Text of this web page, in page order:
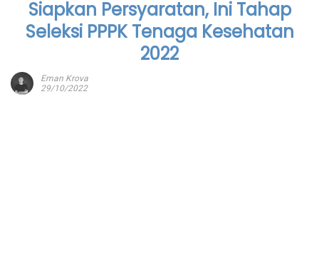
Siapkan Persyaratan, Ini Tahap
Seleksi PPPK Tenaga Kesehatan
2022
Eman Krova
29/10/2022